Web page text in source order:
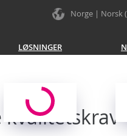
Norge | Norsk
LØSNINGER